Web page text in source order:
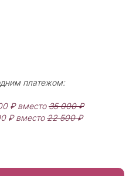
платежом:
₽ вместо35 000 ₽
₽ вместо22 500 ₽